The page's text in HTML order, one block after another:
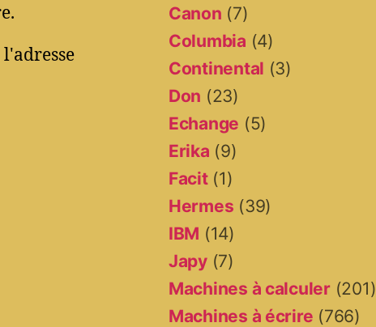
Canon (7)
Columbia (4)
Continental (3)
Don (23)
Echange (5)
Erika (9)
Facit(1)
Hermes (39)
IBM (14)
Japy(7)
Machines à calculer(201)
Machines à écrire (766)